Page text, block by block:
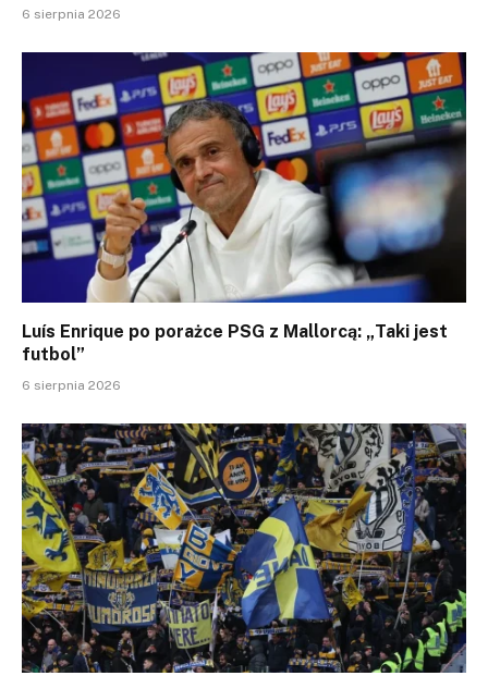
6 sierpnia 2026
Luís Enrique po porażce PSG z Mallorcą: „Taki jest
futbol”
6 sierpnia 2026